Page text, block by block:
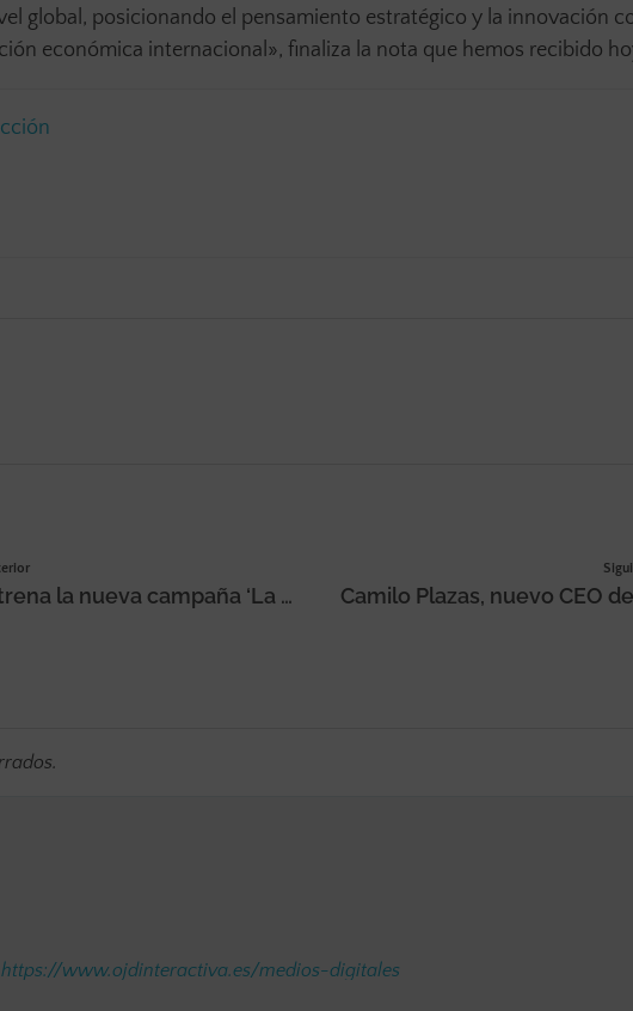
global, posicionando el pensamiento estratégico y la innovación
económica internacional», finaliza la nota que hemos recibido
Calvo estrena la nueva campaña ‘La policía del sabor’, protagonizada por el actor Paco Tous como embajador de marca
https://www.ojdinteractiva.es/medios-digitales